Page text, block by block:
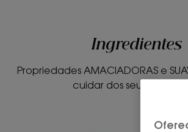
Textura
Uma espuma leve, fácil de enxaguar e
Ingredientes
Propriedades AMACIADORAS e
cuidar dos seus